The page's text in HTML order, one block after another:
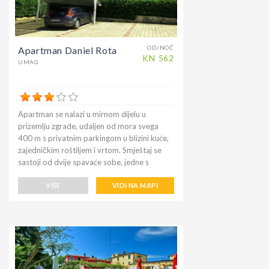
OD/NOĆ
KN 562
Apartman Daniel Rota
UMAG
Apartman se nalazi u mirnom dijelu u
prizemlju zgrade, udaljen od mora svega
400 m s privatnim parkingom u blizini kuće,
zajedničkim roštiljem i vrtom. Smještaj se
sastoji od dvije spavaće sobe, jedne s
kreveta koja se mogu spojiti, kompletne
blagovaonice i kuhinje s perilicom posuđa,
pećnica, mikrovalna pećnica, zamrzivač s
frižiderom, prekrasna veranda na kojoj
VIŠE VIDI NA MAPI